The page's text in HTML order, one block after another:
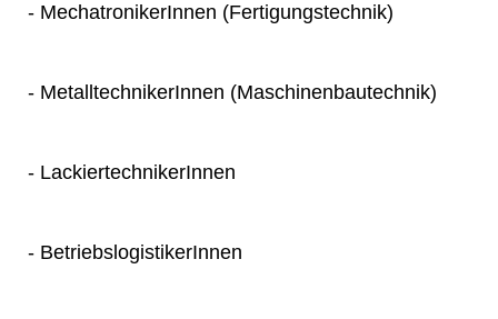
- MechatronikerInnen (Fertigungstechnik)
- MetalltechnikerInnen (Maschinenbautechnik)
- LackiertechnikerInnen
- BetriebslogistikerInnen